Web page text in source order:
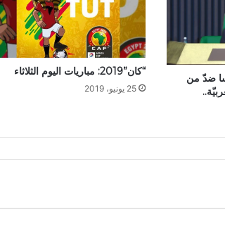
ضدّ من
“كان”2019: مباريات اليوم الثلاثاء
25 يونيو، 2019